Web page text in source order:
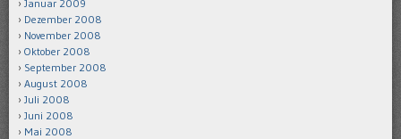
Januar 2009
Dezember 2008
November 2008
Oktober 2008
September 2008
August 2008
Juli 2008
Juni 2008
Mai 2008